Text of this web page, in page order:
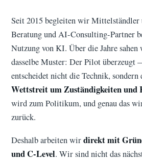
Seit 2015 begleiten wir Mittelständler
Beratung und AI-Consulting-Partner
Nutzung von KI. Über die Jahre
dasselbe Muster: Der Pilot überzeugt
entscheidet nicht die Technik,
Wettstreit um Zuständigkeiten und
wird zum Politikum, und genau das
zurück.
Deshalb arbeiten wirdirekt mit
und C-Level. Wir sind nicht das